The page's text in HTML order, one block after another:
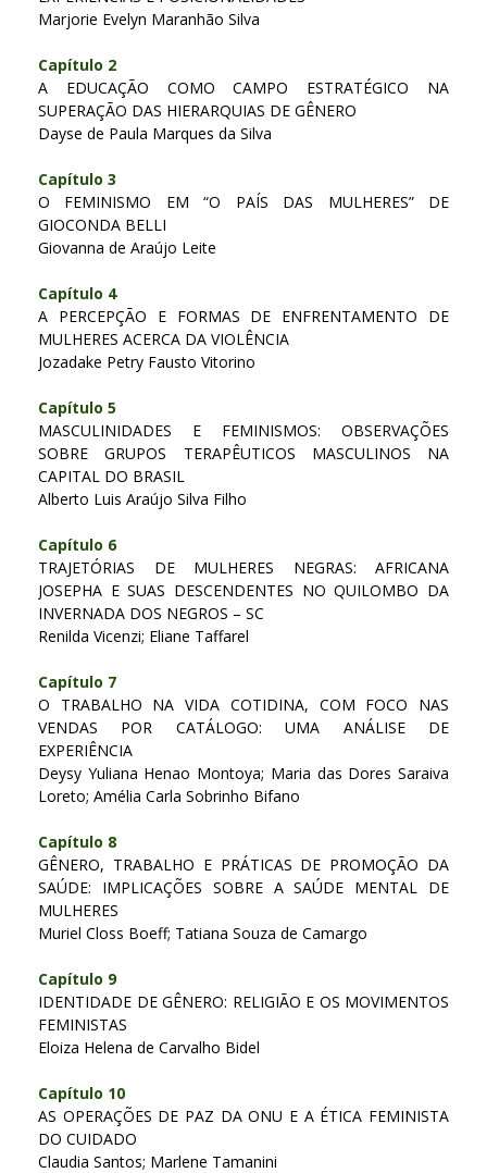
Marjorie Evelyn Maranhão Silva
Capítulo 2
A EDUCAÇÃO COMO CAMPO ESTRATÉGICO NA
SUPERAÇÃO DAS HIERARQUIAS DE GÊNERO
Dayse de Paula Marques da Silva
Capítulo 3
O FEMINISMO EM “O PAÍS DAS MULHERES” DE
GIOCONDA BELLI
Giovanna de Araújo Leite
Capítulo 4
A PERCEPÇÃO E FORMAS DE ENFRENTAMENTO DE
MULHERES ACERCA DA VIOLÊNCIA
Jozadake Petry Fausto Vitorino
Capítulo 5
MASCULINIDADES E FEMINISMOS: OBSERVAÇÕES
SOBRE GRUPOS TERAPÊUTICOS MASCULINOS NA
CAPITAL DO BRASIL
Alberto Luis Araújo Silva Filho
Capítulo 6
TRAJETÓRIAS DE MULHERES NEGRAS: AFRICANA
JOSEPHA E SUAS DESCENDENTES NO QUILOMBO DA
INVERNADA DOS NEGROS – SC
Renilda Vicenzi; Eliane Taffarel
Capítulo 7
O TRABALHO NA VIDA COTIDINA, COM FOCO NAS
VENDAS POR CATÁLOGO: UMA ANÁLISE DE
EXPERIÊNCIA
Deysy Yuliana Henao Montoya; Maria das Dores Saraiva
Loreto; Amélia Carla Sobrinho Bifano
Capítulo 8
GÊNERO, TRABALHO E PRÁTICAS DE PROMOÇÃO DA
SAÚDE: IMPLICAÇÕES SOBRE A SAÚDE MENTAL DE
MULHERES
Muriel Closs Boeff; Tatiana Souza de Camargo
Capítulo 9
IDENTIDADE DE GÊNERO: RELIGIÃO E OS MOVIMENTOS
FEMINISTAS
Eloiza Helena de Carvalho Bidel
Capítulo 10
AS OPERAÇÕES DE PAZ DA ONU E A ÉTICA FEMINISTA
DO CUIDADO
Claudia Santos; Marlene Tamanini